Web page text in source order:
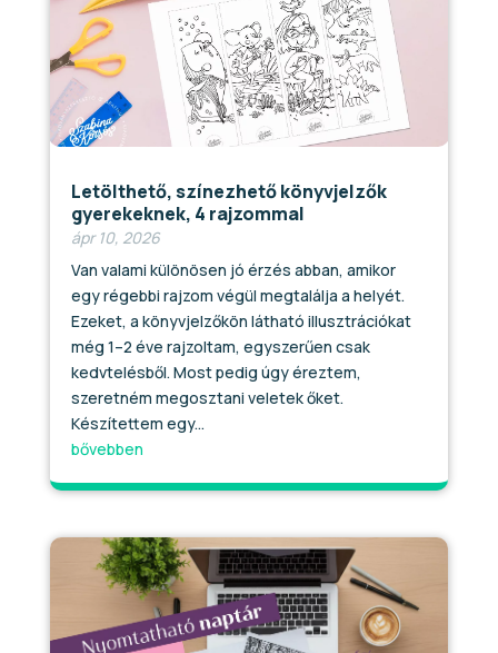
Letölthető, színezhető könyvjelzők
gyerekeknek, 4 rajzommal
ápr 10, 2026
Van valami különösen jó érzés abban, amikor
egy régebbi rajzom végül megtalálja a helyét.
Ezeket, a könyvjelzőkön látható illusztrációkat
még 1–2 éve rajzoltam, egyszerűen csak
kedvtelésből. Most pedig úgy éreztem,
szeretném megosztani veletek őket.
Készítettem egy...
bővebben